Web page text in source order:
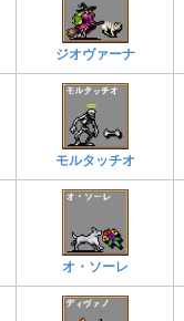
ジオヴァーナ
モルタッチオ
オ・ソーレ